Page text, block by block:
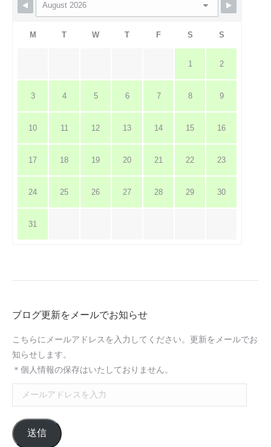
M T W T F S S
1 2
3 4 5 6 7 8 9
10 11 12 13 14 15 16
17 18 19 20 21 22 23
24 25 26 27 28 29 30
31
ブログ更新をメールでお知らせ
こちらにメールアドレスを入力してください。更新をメールでお
知らせします。
＊個人情報の保存はいたしておりません。
ー
ル
ア
送信